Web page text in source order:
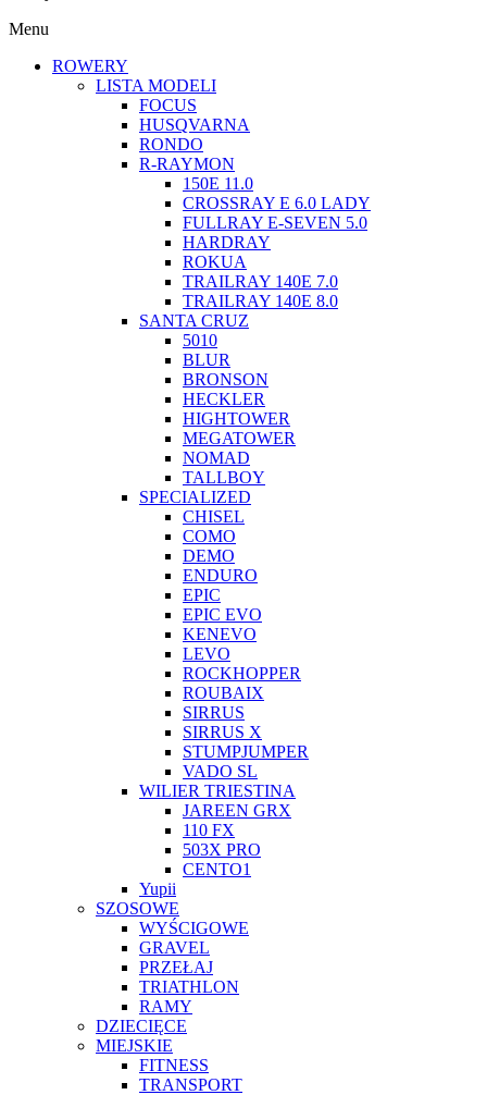
Menu
ROWERY
LISTA MODELI
FOCUS
HUSQVARNA
RONDO
R-RAYMON
150E 11.0
CROSSRAY E 6.0 LADY
FULLRAY E-SEVEN 5.0
HARDRAY
ROKUA
TRAILRAY 140E 7.0
TRAILRAY 140E 8.0
SANTA CRUZ
5010
BLUR
BRONSON
HECKLER
HIGHTOWER
MEGATOWER
NOMAD
TALLBOY
SPECIALIZED
CHISEL
COMO
DEMO
ENDURO
EPIC
EPIC EVO
KENEVO
LEVO
ROCKHOPPER
ROUBAIX
SIRRUS
SIRRUS X
STUMPJUMPER
VADO SL
WILIER TRIESTINA
JAREEN GRX
110 FX
503X PRO
CENTO1
Yupii
SZOSOWE
WYŚCIGOWE
GRAVEL
PRZEŁAJ
TRIATHLON
RAMY
DZIECIĘCE
MIEJSKIE
FITNESS
TRANSPORT